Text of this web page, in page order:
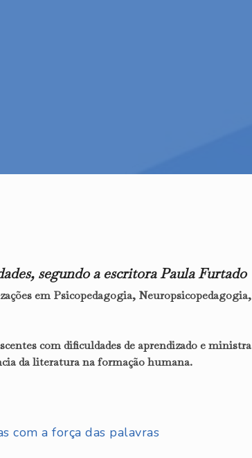
segundo a escritora Paula Furtado
em Psicopedagogia, Neuropsicopedagogia,
com dificuldades de aprendizado e ministra
da literatura na formação humana.
com a força das palavras